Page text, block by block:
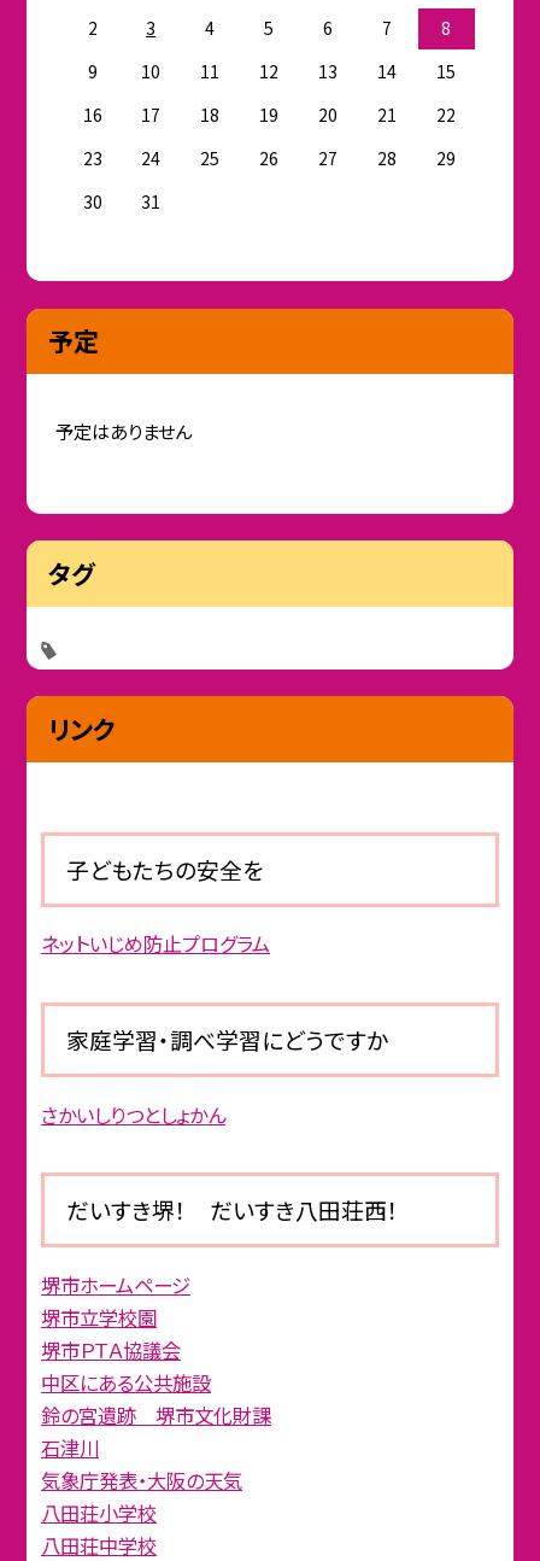
2
3 4 5 6 7
8
9
10 11 12 13 14
15
16
17 18 19 20 21
22
23
24 25 26 27 28
29
30
31
予定
予定はありません
タグ
リンク
子どもたちの安全を
ネットいじめ防止プログラム
家庭学習・調べ学習にどうですか
さかいしりつとしょかん
だいすき堺！ だいすき八田荘西！
堺市ホームページ
堺市立学校園
堺市ＰＴＡ協議会
中区にある公共施設
鈴の宮遺跡 堺市文化財課
石津川
気象庁発表・大阪の天気
八田荘小学校
八田荘中学校